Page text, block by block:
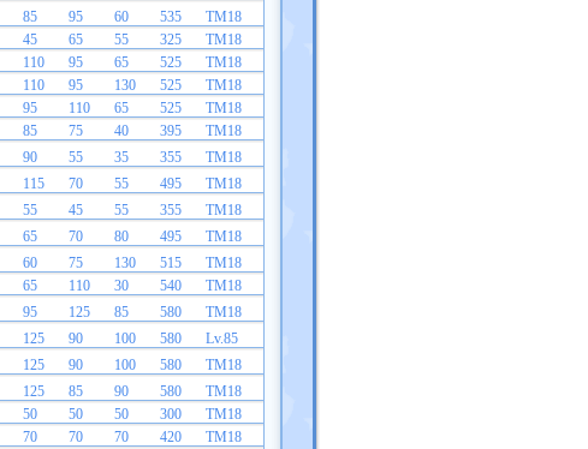
85 95 60 535
TM18
45 65 55 325
TM18
110 95 65 525
TM18
110 95 130 525
TM18
95 110 65 525
TM18
85 75 40 395
TM18
90 55 35 355
TM18
115 70 55 495
TM18
55 45 55 355
TM18
65 70 80 495
TM18
60 75 130 515
TM18
65 110 30 540
TM18
95 125 85 580
TM18
125 90 100 580
Lv.85
125 90 100 580
TM18
125 85 90 580
TM18
50 50 50 300
TM18
70 70 70 420
TM18